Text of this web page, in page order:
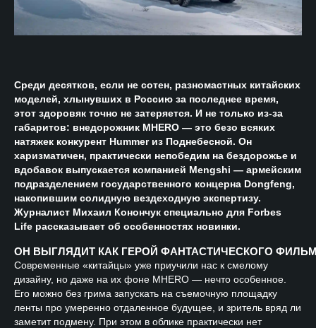
Среди десятков, если не сотен, разномастных китайских
моделей, хлынувших в Россию за последнее время,
этот здоровяк точно не затеряется. И не только из-за
габаритов: внедорожник MHERO — это безо всяких
натяжек конкурент Hummer из Поднебесной. Он
харизматичен, практически непобедим на бездорожье и
вдобавок выпускается компанией Mengshi — армейским
подразделением государственного концерна Dongfeng,
накопившим солидную вездеходную экспертизу.
Журналист Михаил Конончук специально для Forbes
Life рассказывает об особенностях новинки.
ОН ВЫГЛЯДИТ КАК ГЕРОЙ ФАНТАСТИЧЕСКОГО
Современные «китайцы» уже приучили нас к смелому
дизайну, но даже на их фоне MHERO — нечто особенное.
Его можно без грима запускать на съемочную площадку
ленты про умеренно отдаленное будущее, и зритель вряд ли
заметит подмену. При этом в облике практически нет